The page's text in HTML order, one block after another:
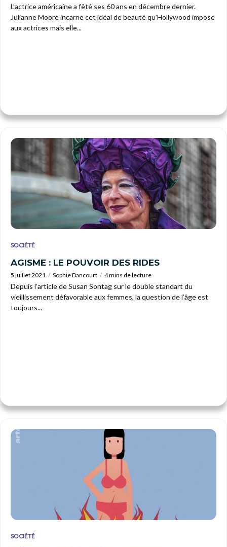
L’actrice américaine a fêté ses 60 ans en décembre dernier.
Julianne Moore incarne cet idéal de beauté qu’Hollywood impose
aux actrices mais elle...
SOCIÉTÉ
AGISME : LE POUVOIR DES RIDES
5 juillet 2021 Sophie Dancourt 4 mins de lecture
Depuis l’article de Susan Sontag sur le double standart du
vieillissement défavorable aux femmes, la question de l’âge est
toujours...
SOCIÉTÉ